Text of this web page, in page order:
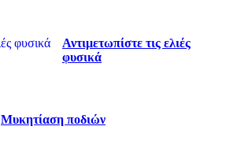
Αντιμετωπίστε τις ελιές
φυσικά
Μυκητίαση ποδιών